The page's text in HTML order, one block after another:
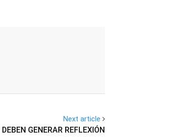
Next article
GENERAR REFLEXIÓN